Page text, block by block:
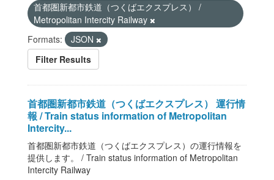
首都圏新都市鉄道（つくばエクスプレス） /
Metropolitan Intercity Railway
Formats:
JSON
Filter Results
首都圏新都市鉄道（つくばエクスプレス） 運行情
報 / Train status information of Metropolitan
Intercity...
首都圏新都市鉄道（つくばエクスプレス）の運行情報を
提供します。 / Train status information of Metropolitan
Intercity Railway